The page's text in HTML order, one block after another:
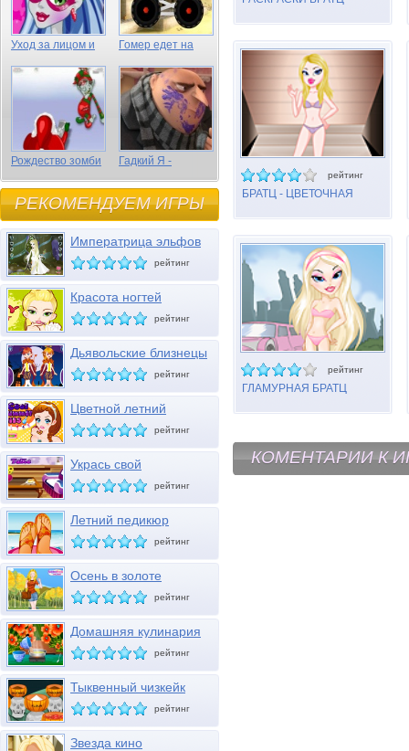
рейтинг
БРАТЦ - ЦВЕТОЧНАЯ
рейтинг
ГЛАМУРНАЯ БРАТЦ
КОМЕНТАРИИ К
Уход за лицом и
Эпс
Гомер едет на
Рождество зомби
Гадкий Я -
предметы
РЕКОМЕНДУЕМ ИГРЫ
Императрица эльфов
рейтинг
Красота ногтей
рейтинг
Дьявольские близнецы
Хэллоуина
рейтинг
Цветной летний
маникюр
рейтинг
Укрась свой
журнальный столик
рейтинг
Летний педикюр
рейтинг
Осень в золоте
рейтинг
Домашняя кулинария
26
рейтинг
Тыквенный чизкейк
рейтинг
Звезда кино